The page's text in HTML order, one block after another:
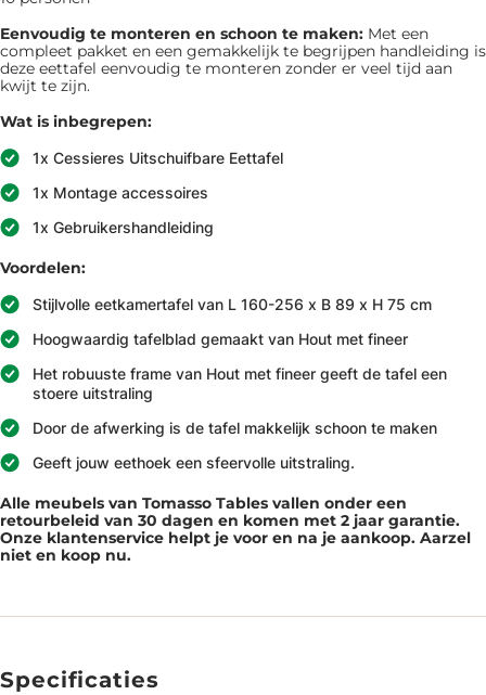
Eenvoudig te monteren en schoon te maken: Met een
compleet pakket en een gemakkelijk te begrijpen handleiding is
deze eettafel eenvoudig te monteren zonder er veel tijd aan
kwijt te zijn.
Wat is inbegrepen:
1x Cessieres Uitschuifbare Eettafel
1x Montage accessoires
1x Gebruikershandleiding
Voordelen:
Stijlvolle eetkamertafel van L 160-256 x B 89 x H 75 cm
Hoogwaardig tafelblad gemaakt van Hout met fineer
Het robuuste frame van Hout met fineer geeft de tafel een
stoere uitstraling
Door de afwerking is de tafel makkelijk schoon te maken
Geeft jouw eethoek een sfeervolle uitstraling.
Alle meubels van Tomasso Tables vallen onder een
retourbeleid van 30 dagen en komen met 2 jaar garantie.
Onze klantenservice helpt je voor en na je aankoop. Aarzel
niet en koop nu.
Specificaties